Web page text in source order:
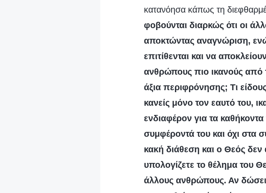
κατανόησα κάπως τη
φοβούνται διαρκώς ότι οι
αποκτώντας αναγνώριση,
επιτίθενται και να
ανθρώπους πιο ικανούς από
άξια περιφρόνησης; Τι
κανείς μόνο τον εαυτό του,
ενδιαφέρον για τα
συμφέροντά του και όχι στα
κακή διάθεση και ο Θεός δεν
υπολογίζετε το θέλημα του
άλλους ανθρώπους. Αν